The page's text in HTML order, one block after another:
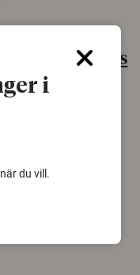
var Sveriges
trodde var en
delar av en 2000 år
spår av romerskt
i
du vill.